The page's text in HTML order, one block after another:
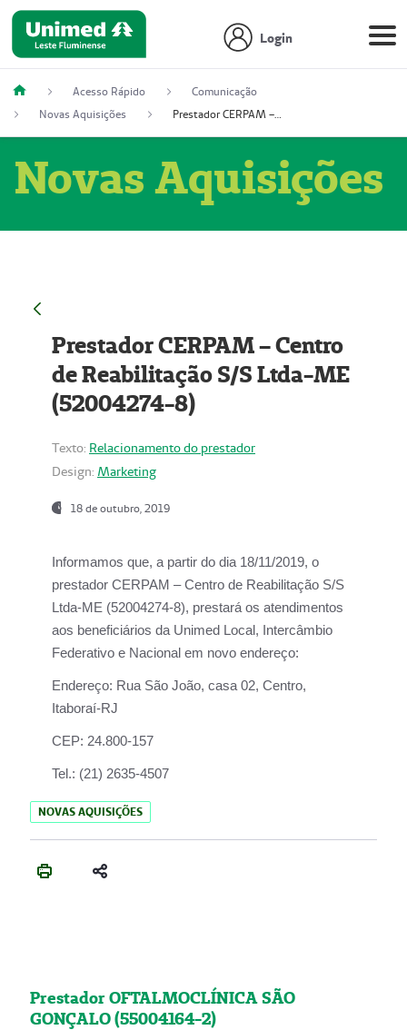
Login
Acesso Rápido
Comunicação
Novas Aquisições
Prestador CERPAM – Centro de Reabilitação S/S Ltda-ME (52004274-8)
Novas Aquisições
Prestador CERPAM – Centro
de Reabilitação S/S Ltda-ME
(52004274-8)
Texto: Relacionamento do prestador
Design: Marketing
18 de outubro, 2019
Informamos que, a partir do dia 18/11/2019, o
prestador CERPAM – Centro de Reabilitação S/S
Ltda-ME (52004274-8), prestará os atendimentos
aos beneficiários da Unimed Local, Intercâmbio
Federativo e Nacional em novo endereço:
Endereço: Rua São João, casa 02, Centro,
Itaboraí-RJ
CEP: 24.800-157
Tel.: (21) 2635-4507
NOVAS AQUISIÇÕES
Prestador OFTALMOCLÍNICA SÃO
GONÇALO (55004164-2)